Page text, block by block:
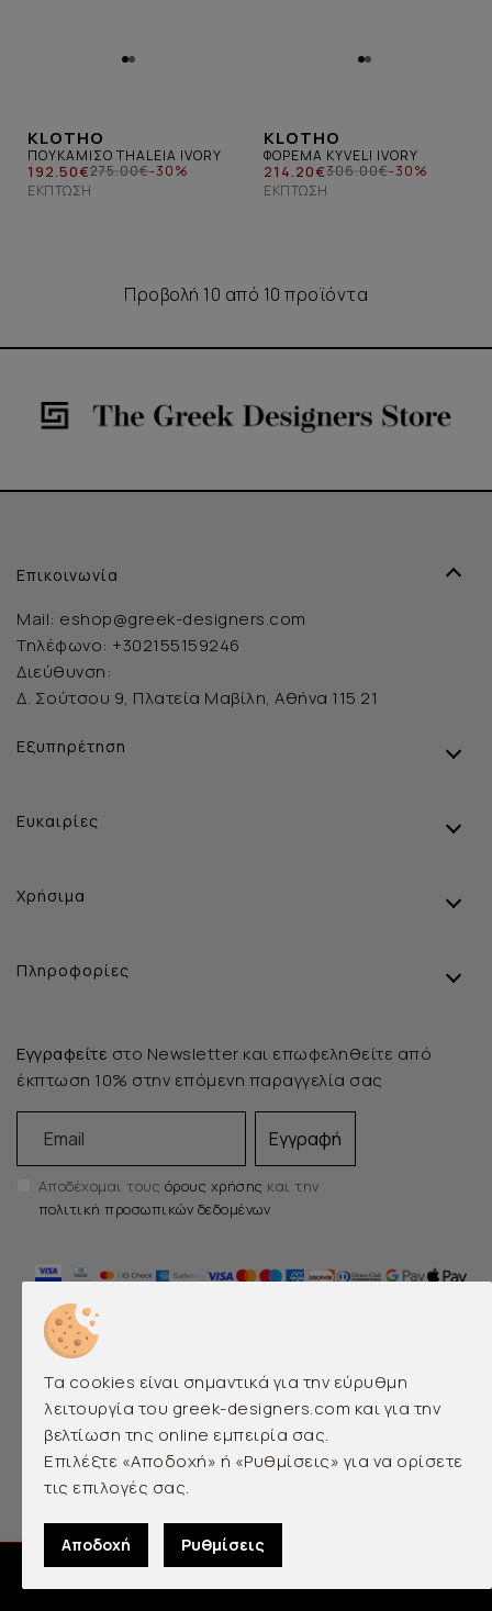
KLOTHO
ΠΟΥΚΑΜΙΣΟ THALEIA IVORY
192.50€275.00€-30%
ΈΚΠΤΩΣΗ
KLOTHO
ΦΟΡΕΜΑ KYVELI IVORY
214.20€306.00€-30%
ΈΚΠΤΩΣΗ
Προβολή 10 από 10 προϊόντα
Επικοινωνία
Mail: eshop@greek-designers.com
Τηλέφωνο: +302155159246
Διεύθυνση:
Δ. Σούτσου 9, Πλατεία Μαβίλη, Αθήνα 115 21
Εξυπηρέτηση
Ευκαιρίες
Χρήσιμα
Πληροφορίες
Εγγραφείτε στο Newsletter και επωφεληθείτε από
έκπτωση 10% στην επόμενη παραγγελία σας
Εγγραφή
Αποδέχομαι τους όρους χρήσης και την
πολιτική προσωπικών δεδομένων
EMERGING AND LUXURY GREEK DESIGNERS
© 2026 greek-designers.com. All rights reserved.
Designed byqualityweb.gr
Τα cookies είναι σημαντικά για την εύρυθμη
λειτουργία του greek-designers.com και για την
βελτίωση της online εμπειρία σας.
Επιλέξτε «Αποδοχή» ή «Ρυθμίσεις» για να ορίσετε
τις επιλογές σας.
Αποδοχή Ρυθμίσεις